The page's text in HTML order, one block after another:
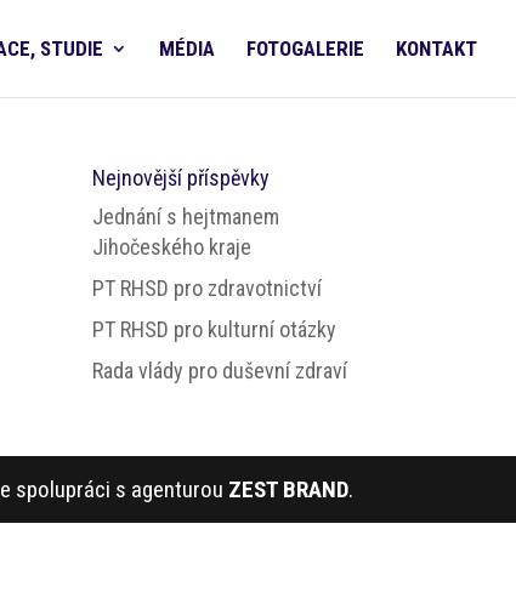
STUDIE MÉDIA FOTOGALERIE KONTAKT
Nejnovější příspěvky
Jednání s hejtmanem
Jihočeského kraje
PT RHSD pro zdravotnictví
PT RHSD pro kulturní otázky
Rada vlády pro duševní zdraví
spolupráci s agenturou ZEST BRAND.